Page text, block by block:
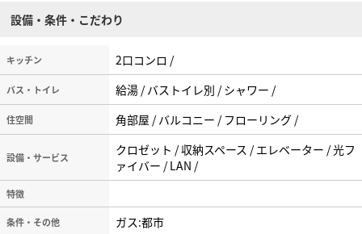
設備・条件・こだわり
キッチン 2口コンロ /
バス・トイレ 給湯 / バストイレ別 / シャワー /
住空間 角部屋 / バルコニー / フローリング /
設備・サービス
クロゼット / 収納スペース / エレベーター / 光フ
ァイバー / LAN /
特徴
条件・その他 ガス:都市